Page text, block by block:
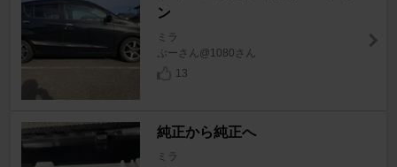
ン
ミラ
ぷーさん@1080さん
13
純正から純正へ
ミラ